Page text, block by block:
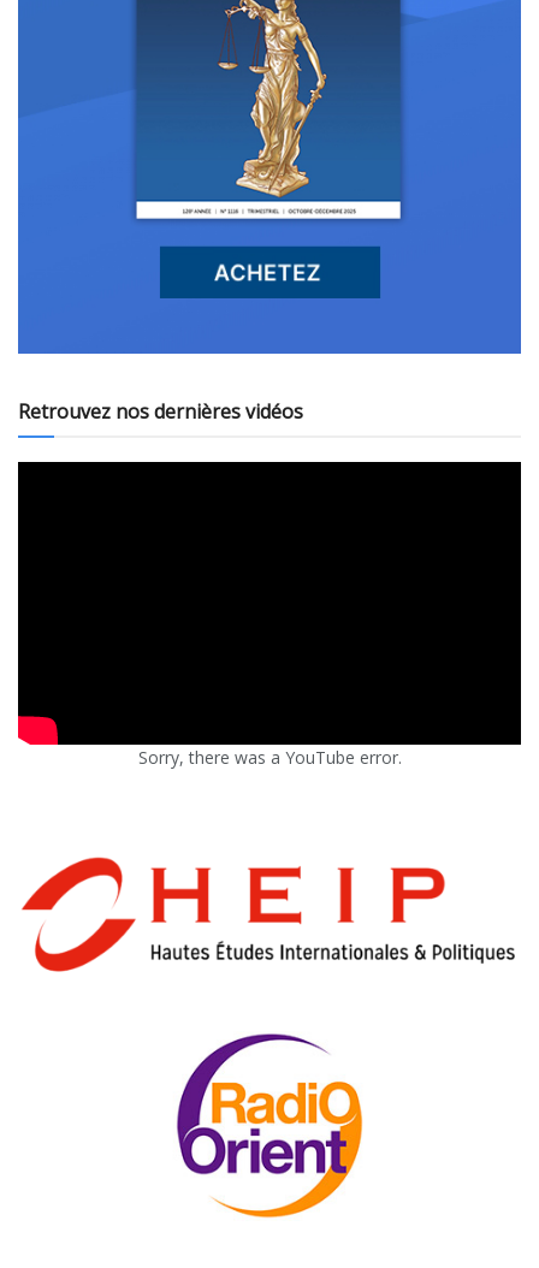
Retrouvez nos dernières vidéos
Sorry, there was a YouTube error.